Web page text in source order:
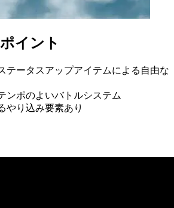
イント
テータスアップアイテムによる自由な
ンポのよいバトルシステム
やり込み要素あり